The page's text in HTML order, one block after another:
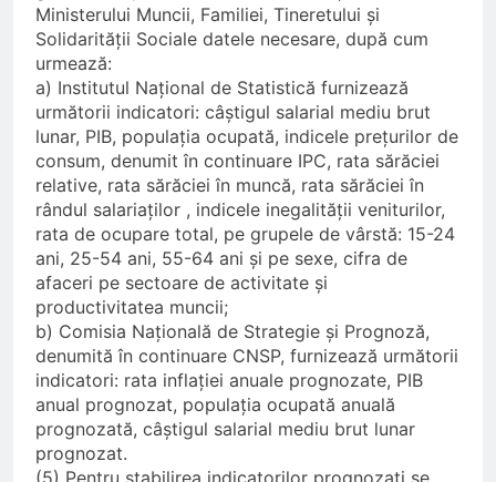
Ministerului Muncii, Familiei, Tineretului și
Solidarității Sociale datele necesare, după cum
urmează:
a) Institutul Național de Statistică furnizează
următorii indicatori: câștigul salarial mediu brut
lunar, PIB, populația ocupată, indicele prețurilor de
consum, denumit în continuare IPC, rata sărăciei
relative, rata sărăciei în muncă, rata sărăciei în
rândul salariaților , indicele inegalității veniturilor,
rata de ocupare total, pe grupele de vârstă: 15-24
ani, 25-54 ani, 55-64 ani și pe sexe, cifra de
afaceri pe sectoare de activitate și
productivitatea muncii;
b) Comisia Națională de Strategie și Prognoză,
denumită în continuare CNSP, furnizează următorii
indicatori: rata inflației anuale prognozate, PIB
anual prognozat, populația ocupată anuală
prognozată, câștigul salarial mediu brut lunar
prognozat.
(5) Pentru stabilirea indicatorilor prognozați se